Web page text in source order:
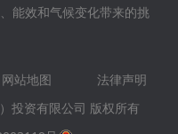
能效和气候变化带来的挑
网站地图
法律声明
投资有限公司 版权所有